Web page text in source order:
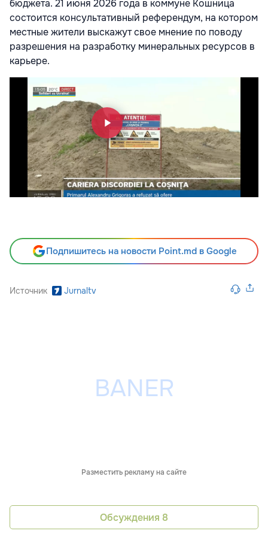
бюджета. 21 июня 2026 года в коммуне Кошница
состоится консультативный референдум, на котором
местные жители выскажут свое мнение по поводу
разрешения на разработку минеральных ресурсов в
карьере.
Подпишитесь на новости Point.md в Google
Источник Jurnaltv
Разместить рекламу на сайте
Обсуждения 8